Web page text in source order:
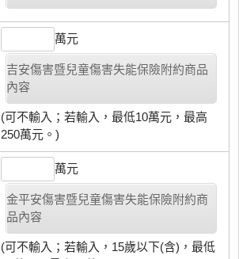
萬元
吉安傷害暨兒童傷害失能保險附約商品
內容
(可不輸入；若輸入，最低10萬元，最高
250萬元。)
萬元
金平安傷害暨兒童傷害失能保險附約商
品內容
(可不輸入；若輸入，15歲以下(含)，最低